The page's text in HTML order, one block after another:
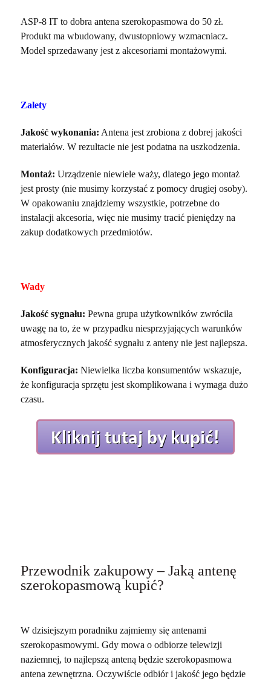
ASP-8 IT to dobra antena szerokopasmowa do 50 zł.
Produkt ma wbudowany, dwustopniowy wzmacniacz.
Model sprzedawany jest z akcesoriami montażowymi.
Zalety
Jakość wykonania: Antena jest zrobiona z dobrej jakości
materiałów. W rezultacie nie jest podatna na uszkodzenia.
Montaż: Urządzenie niewiele waży, dlatego jego montaż
jest prosty (nie musimy korzystać z pomocy drugiej osoby).
W opakowaniu znajdziemy wszystkie, potrzebne do
instalacji akcesoria, więc nie musimy tracić pieniędzy na
zakup dodatkowych przedmiotów.
Wady
Jakość sygnału: Pewna grupa użytkowników zwróciła
uwagę na to, że w przypadku niesprzyjających warunków
atmosferycznych jakość sygnału z anteny nie jest najlepsza.
Konfiguracja: Niewielka liczba konsumentów wskazuje,
że konfiguracja sprzętu jest skomplikowana i wymaga dużo
czasu.
Przewodnik zakupowy – Jaką antenę
szerokopasmową kupić?
W dzisiejszym poradniku zajmiemy się antenami
szerokopasmowymi. Gdy mowa o odbiorze telewizji
naziemnej, to najlepszą anteną będzieszerokopasmowa
antena zewnętrzna. Oczywiście odbiór i jakość jego będzie